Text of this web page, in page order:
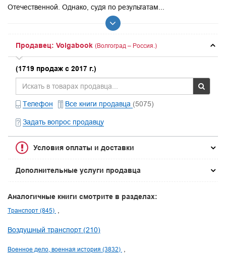
Отечественной. Однако, судя по результатам...
Продавец: Volgabook (Волгоград – Россия.)
(1719 продаж с 2017 г.)
Телефон Все книги продавца (5075)
Задать вопрос продавцу
Условия оплаты и доставки
Дополнительные услуги продавца
Аналогичные книги смотрите в разделах:
Транспорт (845)
Воздушный транспорт (210)
Военное дело, военная история (3832)